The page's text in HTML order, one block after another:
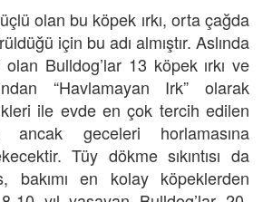
olan bu köpek ırkı, orta çağda
için bu adı almıştır. Aslında
Bulldog’lar 13 köpek ırkı ve
“Havlamayan Irk” olarak
ile evde en çok tercih edilen
ancak geceleri horlamasına
Tüy dökme sıkıntısı da
bakımı en kolay köpeklerden